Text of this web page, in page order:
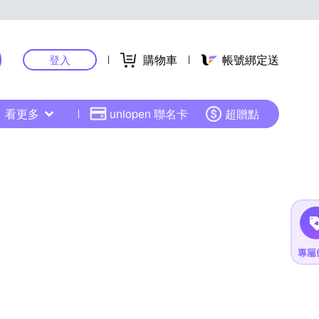
登入 購物車 帳號綁定送
看更多 uniopen 聯名卡 超贈點